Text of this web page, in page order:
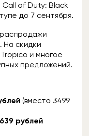
Call of Duty: Black
до 7 сентября.
. На скидки
и многое
предложений.
(вместо 3499
639 рублей